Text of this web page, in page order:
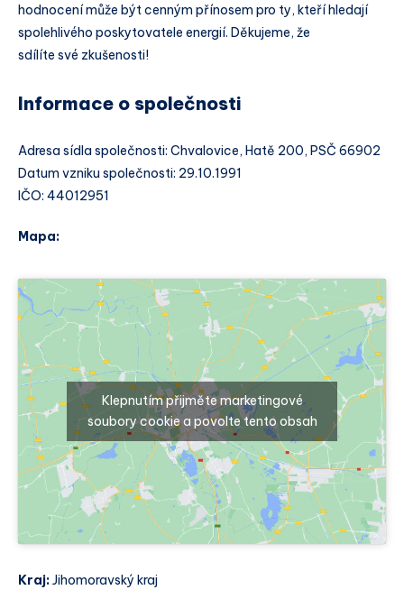
hodnocení může být cenným přínosem pro ty, kteří hledají
spolehlivého poskytovatele energií. Děkujeme, že
sdílíte své zkušenosti!
Informace o společnosti
Adresa sídla společnosti: Chvalovice, Hatě 200, PSČ 66902
Datum vzniku společnosti: 29.10.1991
IČO: 44012951
Mapa:
Klepnutím přijměte marketingové
soubory cookie a povolte tento obsah
Kraj:Jihomoravský kraj